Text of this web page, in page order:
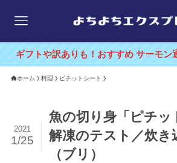
ギフトや訳ありも！おすすめ サーモン
ホーム 料理 ピチットシート
魚の切り身「ピチッ
解凍のテスト／炊き
（ブリ）
2021
1/25